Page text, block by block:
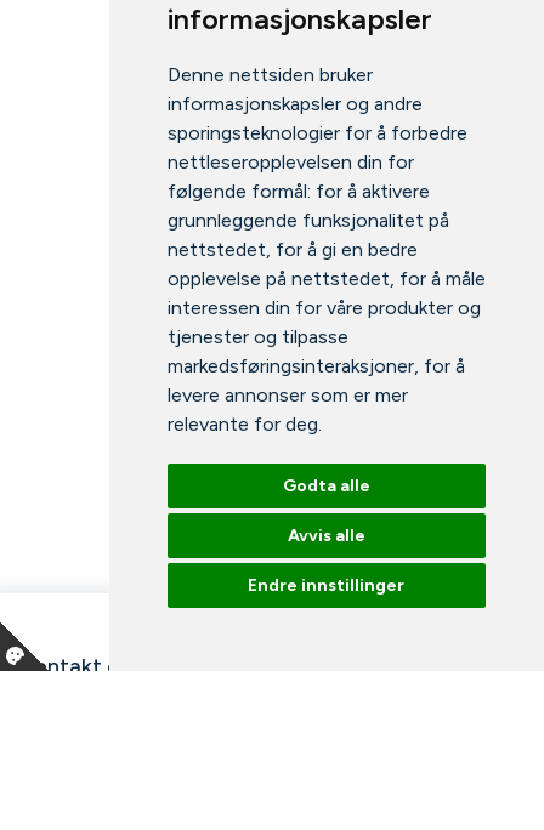
informasjonskapsler
Denne nettsiden bruker
informasjonskapsler og andre
sporingsteknologier for å forbedre
nettleseropplevelsen din for
følgende formål: for å aktivere
grunnleggende funksjonalitet på
nettstedet, for å gi en bedre
opplevelse på nettstedet, for å måle
interessen din for våre produkter og
tjenester og tilpasse
markedsføringsinteraksjoner, for å
levere annonser som er mer
relevante for deg.
Godta alle
Avvis alle
Endre innstillinger
Kontakt oss